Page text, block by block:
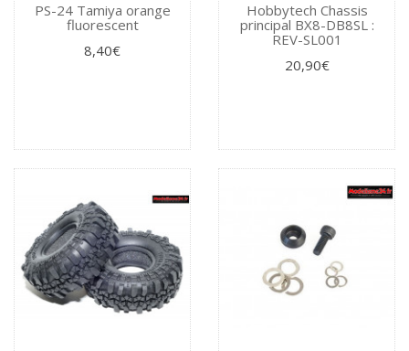
PS-24 Tamiya orange
fluorescent
8,40€
Hobbytech Chassis
principal BX8-DB8SL :
REV-SL001
20,90€